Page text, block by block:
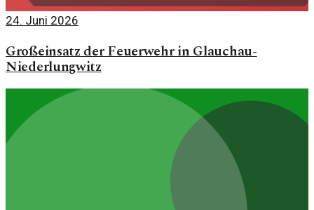
24. Juni 2026
Großeinsatz der Feuerwehr in Glauchau-
Niederlungwitz